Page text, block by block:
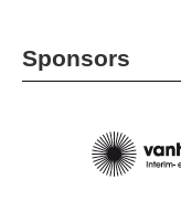
Sponsors